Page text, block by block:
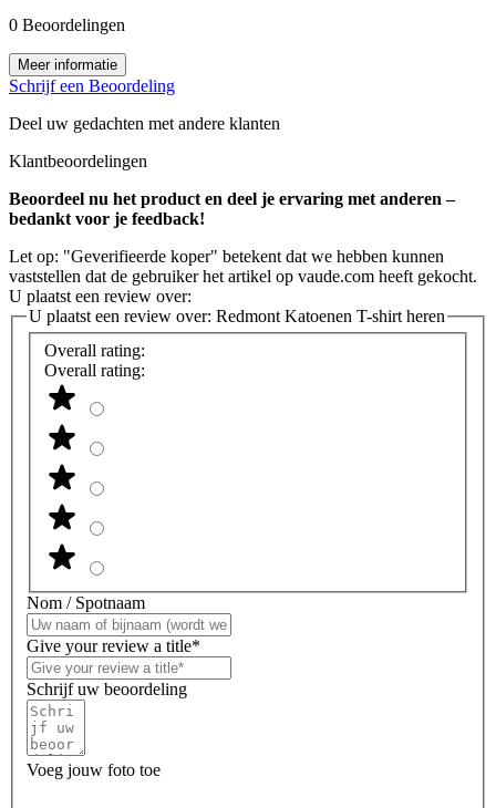
0 Beoordelingen
Meer informatie
Schrijf een Beoordeling
Deel uw gedachten met andere klanten
Klantbeoordelingen
Beoordeel nu het product en deel je ervaring met anderen –
bedankt voor je feedback!
Let op: "Geverifieerde koper" betekent dat we hebben kunnen
vaststellen dat de gebruiker het artikel op vaude.com heeft gekocht.
U plaatst een review over:
U plaatst een review over: Redmont Katoenen T-shirt heren
Overall rating:
Overall rating:
Nom / Spotnaam
Give your review a title*
Schrijf uw beoordeling
Voeg jouw foto toe